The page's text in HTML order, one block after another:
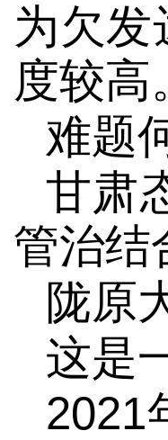
为欠
度较高
难题
甘肃
管治结
陇原
这是
2021